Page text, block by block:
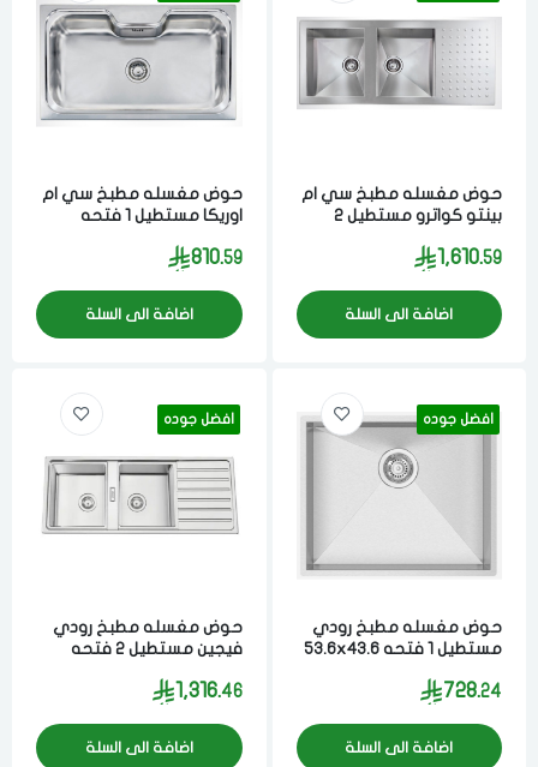
حوض مغسله مطبخ سي ام
بينتو كواترو مستطيل 2
مصنوع من مواد عاليه
1,610.59
اضافة الى السلة
حوض مغسله مطبخ سي ام
اوريكا مستطيل 1 فتحه
مواد عاليه الجوده ستيل
810.59
اضافة الى السلة
افضل جوده
حوض مغسله مطبخ رودي
مستطيل 1 فتحه 53.6x43.6
الجوده ستيل برتغالي
728.24
اضافة الى السلة
افضل جوده
حوض مغسله مطبخ رودي
فيجين مستطيل 2 فتحه
عاليه الجوده ستيل برتغالي
1,316.46
اضافة الى السلة